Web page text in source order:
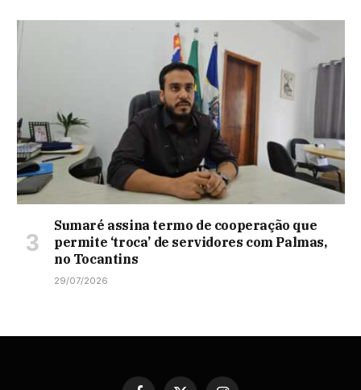
Sumaré assina termo de cooperação que
permite ‘troca’ de servidores com Palmas,
no Tocantins
29/07/2026